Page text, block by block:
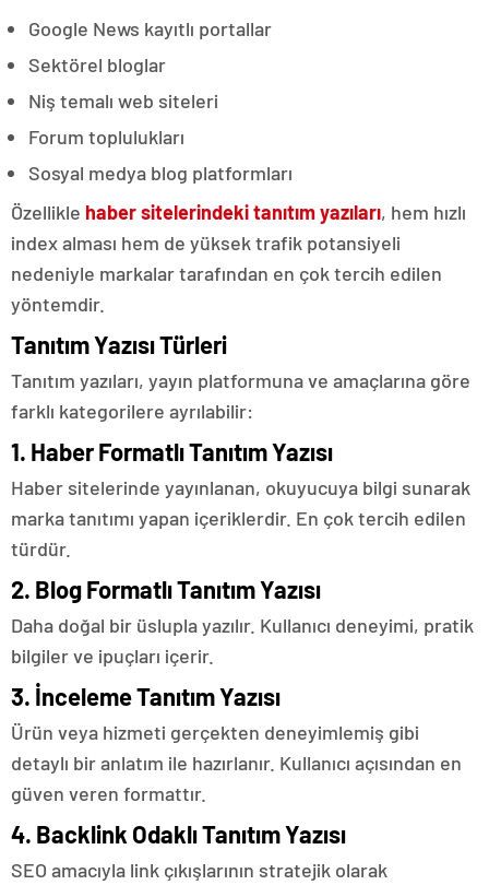
Google News kayıtlı portallar
Sektörel bloglar
Niş temalı web siteleri
Forum toplulukları
Sosyal medya blog platformları
Özellikle haber sitelerindeki tanıtım yazıları, hem hızlı
index alması hem de yüksek trafik potansiyeli
nedeniyle markalar tarafından en çok tercih edilen
yöntemdir.
Tanıtım Yazısı Türleri
Tanıtım yazıları, yayın platformuna ve amaçlarına göre
farklı kategorilere ayrılabilir:
1. Haber Formatlı Tanıtım Yazısı
Haber sitelerinde yayınlanan, okuyucuya bilgi sunarak
marka tanıtımı yapan içeriklerdir. En çok tercih edilen
türdür.
2. Blog Formatlı Tanıtım Yazısı
Daha doğal bir üslupla yazılır. Kullanıcı deneyimi, pratik
bilgiler ve ipuçları içerir.
3. İnceleme Tanıtım Yazısı
Ürün veya hizmeti gerçekten deneyimlemiş gibi
detaylı bir anlatım ile hazırlanır. Kullanıcı açısından en
güven veren formattır.
4. Backlink Odaklı Tanıtım Yazısı
SEO amacıyla link çıkışlarının stratejik olarak